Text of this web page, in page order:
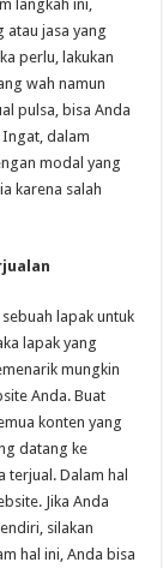
langkah ini,
atau jasa yang
perlu, lakukan
wah namun
pulsa, bisa Anda
dalam
modal yang
karena salah
lapak untuk
lapak yang
mungkin
Anda. Buat
konten yang
datang ke
Dalam hal
Jika Anda
silakan
hal ini, Anda bisa